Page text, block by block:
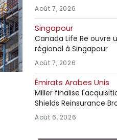
Août 7, 2026
Singapour
Canada Life Re ouvre
régional à Singapour
Août 7, 2026
Émirats Arabes Unis
Miller finalise
Shields Reinsurance
Août 6, 2026